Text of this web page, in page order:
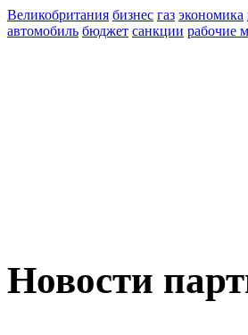
Великобритания бизнес газ экономика
автомобиль бюджет санкции рабочие
Новости